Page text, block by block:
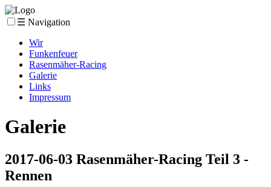
☰ Navigation
Wir
Funkenfeuer
Rasenmäher-Racing
Galerie
Links
Impressum
Galerie
2017-06-03 Rasenmäher-Racing Teil 3 -
Rennen